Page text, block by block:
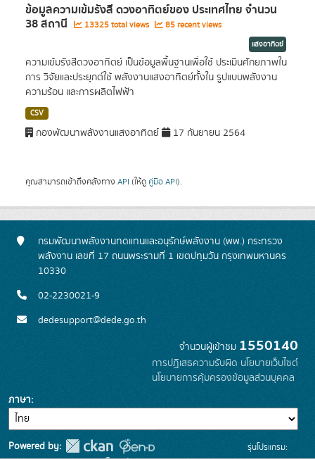
ข้อมูลความเข้มรังสี ดวงอาทิตย์ของ ประเทศไทย จำนวน
38 สถานี 13325 total views 85 recent views
แสงอาทิตย์
ความเข้มรังสีดวงอาทิตย์ เป็นข้อมูลพื้นฐานเพื่อใช้ ประเมินศักยภาพใน
การ วิจัยและประยุกต์ใช้ พลังงานแสงอาทิตย์ทั้งใน รูปแบบพลังงาน
ความร้อน และการผลิตไฟฟ้า
CSV
กองพัฒนาพลังงานแสงอาทิตย์ 17 กันยายน 2564
คุณสามารถเข้าถึงคลังทาง API (ให้ดู คู่มือ API).
กรมพัฒนาพลังงานทดแทนและอนุรักษ์พลังงาน (พพ.) กระทรวง
พลังงาน เลขที่ 17 ถนนพระรามที่ 1 เขตปทุมวัน กรุงเทพมหานคร
10330
02-2230021-9
dedesupport@dede.go.th
จำนวนผู้เข้าชม 1550140
การปฏิเสธความรับผิด นโยบายเว็บไซต์
นโยบายการคุ้มครองข้อมูลส่วนบุคคล
ภาษา
Powered by:
รุ่นโปรแกรม: